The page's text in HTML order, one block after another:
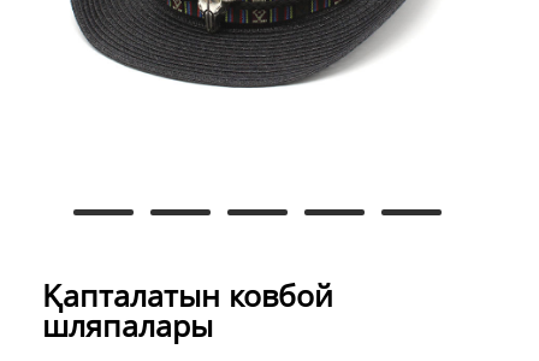
Қапталатын ковбой
шляпалары